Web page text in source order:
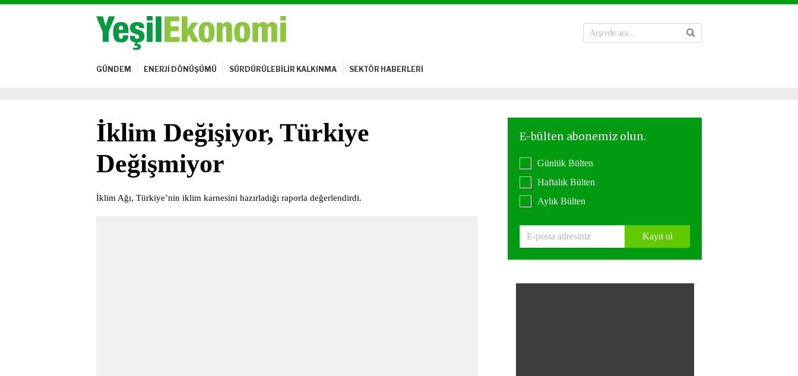
GÜNDEM ENERJİ DÖNÜŞÜMÜ SÜRDÜRÜLEBİLİR KALKINMA SEKTÖR HABERLERİ
İklim Değişiyor, Türkiye
Değişmiyor
İklim Ağı, Türkiye’nin iklim karnesini hazırladığı raporla değerlendirdi.
Günlük Bülten
Haftalık Bülten
Aylık Bülten
Kayıt ol